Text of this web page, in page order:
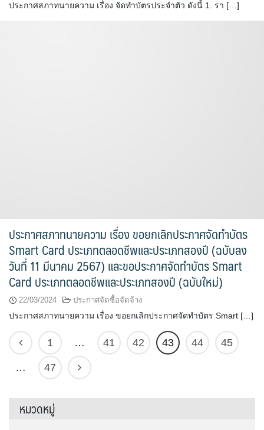
ประกาศสภาทนายความ เรื่อง จัดทำบัตรประจำตัว ดังนี้ 1. รา […]
ประกาศสภาทนายความ เรื่อง ขอยกเลิกประกาศจัดทำบัตร
Smart Card ประเภทตลอดชีพและประเภทสองปี (ฉบับลง
วันที่ 11 มีนาคม 2567) และขอประกาศจัดทำบัตร Smart
Card ประเภทตลอดชีพและประเภทสองปี (ฉบับใหม่)
22/03/2024 ประกาศจัดซื้อจัดจ้าง
ประกาศสภาทนายความ เรื่อง ขอยกเลิกประกาศจัดทำบัตร Smart […]
1 … 41 42 43 44 45
… 47
หมวดหมู่